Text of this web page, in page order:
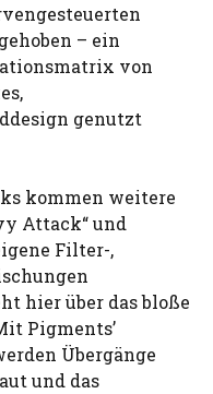
– ein
von
genutzt
kommen weitere
Attack“ und
Filter-,
hier über das bloße
Pigments’
Übergänge
und das